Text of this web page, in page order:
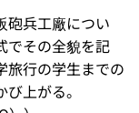
砲兵工廠につい
でその全貌を記
旅行の学生までの
上がる。